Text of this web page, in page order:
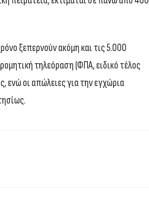
ξεπερνούν ακόμη και τις 5.000
τηλεόραση (ΦΠΑ, ειδικό τέλος
ενώ οι απώλειες για την εγχώρια